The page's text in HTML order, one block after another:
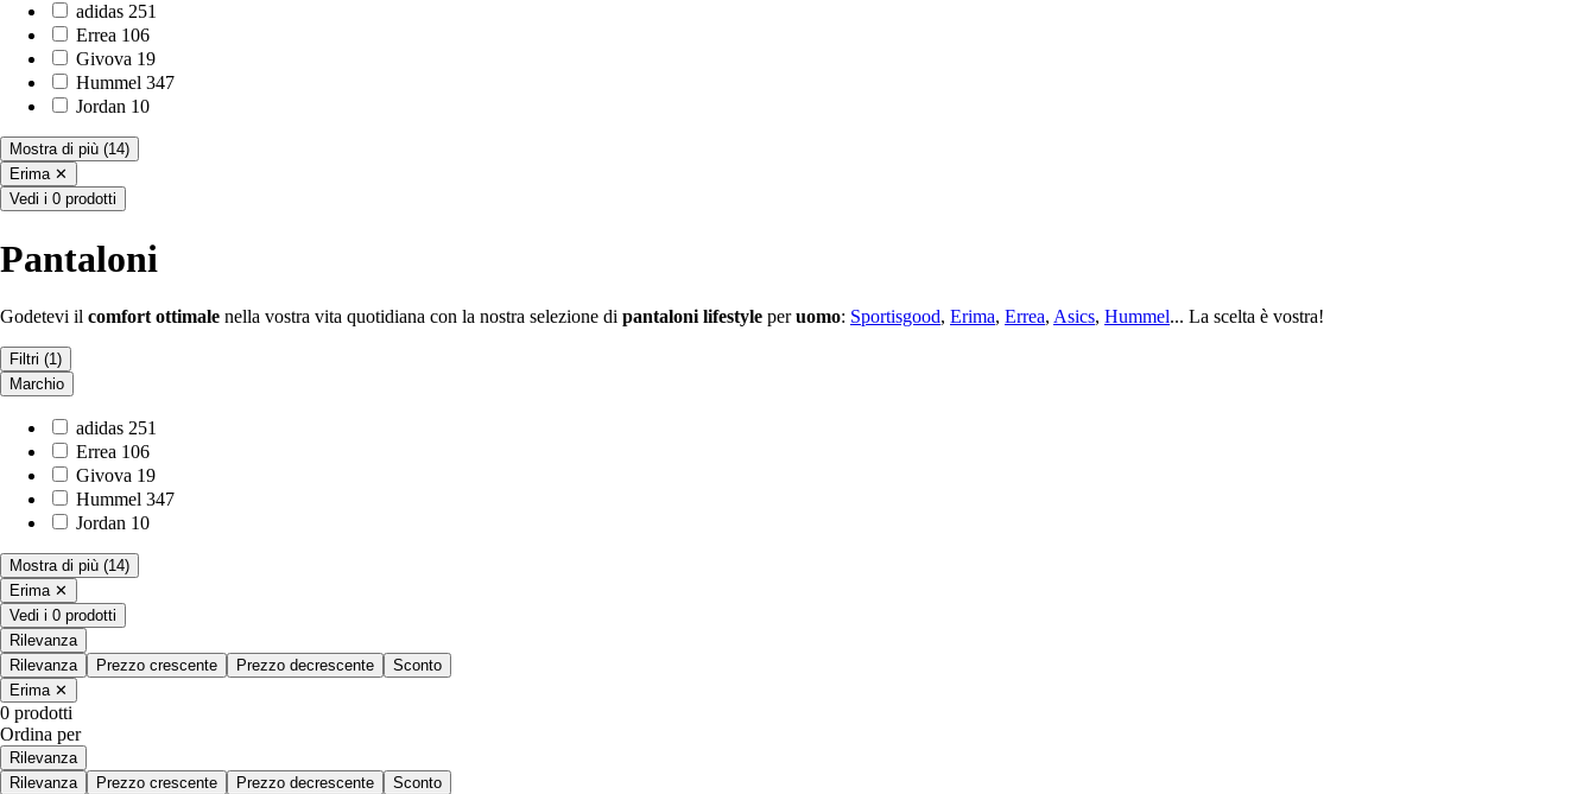
adidas 251
Errea 106
Givova 19
Hummel 347
Jordan 10
Mostra di più (14)
Erima ✕
Vedi i 0 prodotti
Pantaloni
Godetevi il comfort ottimale nella vostra vita quotidiana con la nostra selezione di pantaloni lifestyle peruomo: Sportisgood, Erima, Errea, Asics, Hummel... La scelta è vostra!
Filtri (1)
Marchio
adidas 251
Errea 106
Givova 19
Hummel 347
Jordan 10
Mostra di più (14)
Erima ✕
Vedi i 0 prodotti
Rilevanza
Rilevanza
Prezzo crescente Prezzo decrescente
Sconto
Erima ✕
0 prodotti
Ordina per
Rilevanza
Rilevanza
Prezzo crescente Prezzo decrescente Sconto